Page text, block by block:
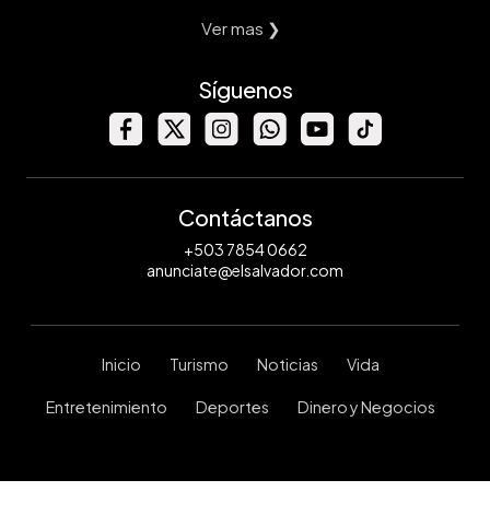
Ver mas ❯
Síguenos
Contáctanos
+503 7854 0662
anunciate@elsalvador.com
Inicio Turismo Noticias Vida
Entretenimiento Deportes Dinero y Negocios